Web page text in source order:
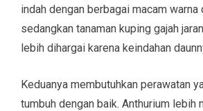
indah dengan berbagai macam warna
sedangkan tanaman kuping gajah
lebih dihargai karena keindahan
Keduanya membutuhkan perawatan
tumbuh dengan baik. Anthurium lebih